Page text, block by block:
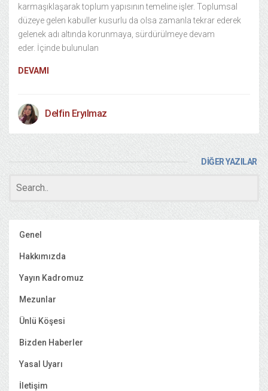
karmaşıklaşarak toplum yapısının temeline işler. Toplumsal
düzeye gelen kabuller kusurlu da olsa zamanla tekrar ederek
gelenek adı altında korunmaya, sürdürülmeye devam
eder. İçinde bulunulan
DEVAMI
Delfin Eryılmaz
DİĞER YAZILAR
Genel
Hakkımızda
Yayın Kadromuz
Mezunlar
Ünlü Köşesi
Bizden Haberler
Yasal Uyarı
İletişim